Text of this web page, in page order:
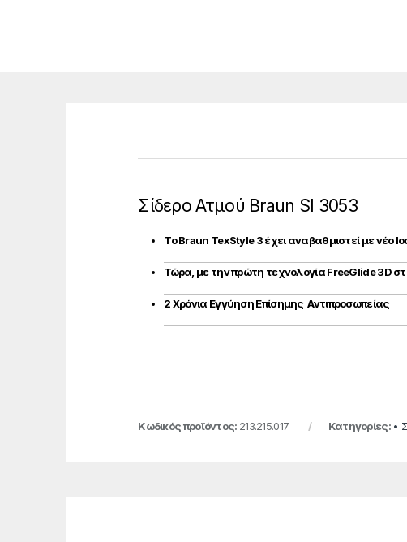
Σίδερο Ατμού Braun SI 3053
Το Braun TexStyle 3 έχει αναβαθμιστεί με νέο
Τώρα, με την πρώτη τεχνολογία FreeGlide 3D
2 Χρόνια Εγγύηση Επίσημης Αντιπροσωπείας
Κωδικός προϊόντος: 213.215.017 Κατηγορίες: •